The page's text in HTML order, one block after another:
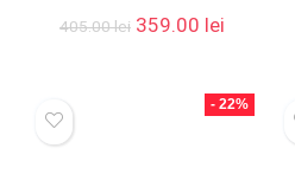
405.00lei Prețul
405.00 lei.
359.00 leiPrețul
359.00
- 22%